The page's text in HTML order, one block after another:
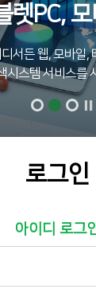
렛PC,
서든 웹, 모바일,
시스템 서비스를
로그인
아이디 로그